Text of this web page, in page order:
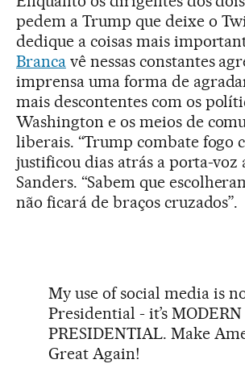
pedem a Trump que deixe o
dedique a coisas mais
Brancavê nessas constantes
imprensa uma forma de
mais descontentes com os
Washington e os meios de
liberais. “Trump combate fogo
justificou dias atrás a porta-voz
Sanders. “Sabem que
não ficará de braços cruzados”.
My use of social media is
Presidential - it’s MODERN
PRESIDENTIAL. Make
Great Again!